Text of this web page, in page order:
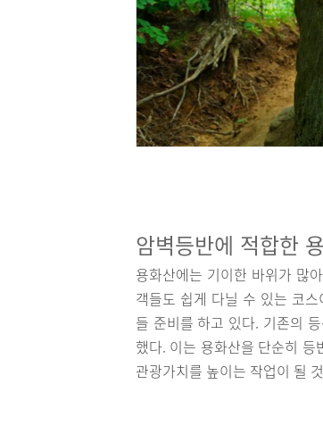
암벽등반에 적합한
용화산에는 기이한 바위가 많
객들도 쉽게 다닐 수 있는 코
들 준비를 하고 있다. 기존의
했다. 이는 용화산을 단순히
관광가치를 높이는 작업이 될